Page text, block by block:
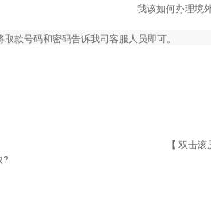
我该如何办理境
款号码和密码告诉我司客服人员即可。
【 双击
?